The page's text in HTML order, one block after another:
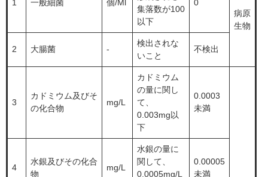
1 一般細菌 個/Ml
集落数が100
以下
0
病原
生物
2 大腸菌 -
検出されな
いこと
不検出
3
カドミウム及びそ
の化合物
mg/L
カドミウム
の量に関し
て、
0.003mg以
下
0.0003
未満
4
水銀及びその化合
物
mg/L
水銀の量に
関して、
0.0005mg/L
0.00005
未満